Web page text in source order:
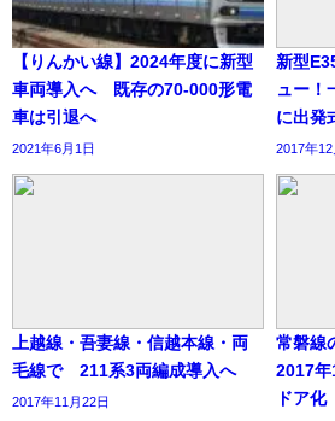
【りんかい線】2024年度に新型
車両導入へ 既存の70-000形電
車は引退へ
2021年6月1日
新型
ュー！
に出発
2017年12
上越線・吾妻線・信越本線・両
毛線で 211系3両編成導入へ
2017年11月22日
常磐線
2017年
ドア化